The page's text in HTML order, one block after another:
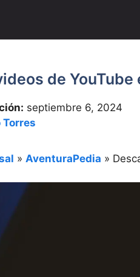
de YouTube
septiembre 6, 2024
» AventuraPedia »